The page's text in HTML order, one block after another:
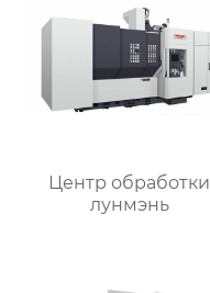
Центр обработки
лунмэнь